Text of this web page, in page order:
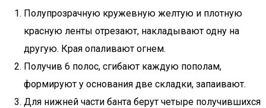
Полупрозрачную кружевную желтую и плотную
красную ленты отрезают, накладывают одну на
другую. Края опаливают огнем.
Получив 6 полос, сгибают каждую пополам,
формируют у основания две складки, запаивают.
Для нижней части банта берут четыре получившихся